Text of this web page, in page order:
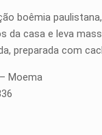
boêmia
da casa e leva
preparada com
Moema